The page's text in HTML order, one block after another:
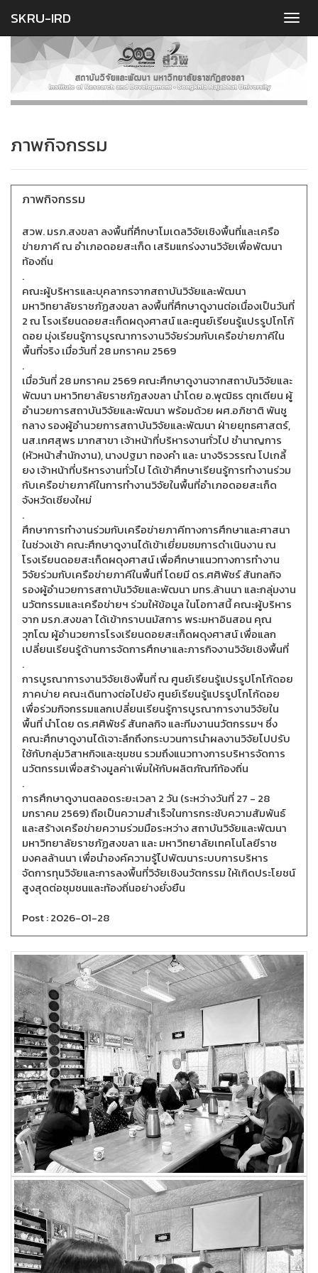
SKRU-IRD
ภาพกิจกรรม
ภาพกิจกรรม
สวพ. มรภ.สงขลา ลงพื้นที่ศึกษาโมเดลวิจัยเชิงพื้นที่และเครือ
ข่ายภาคี ณ อำเภอดอยสะเก็ด เสริมแกร่งงานวิจัยเพื่อพัฒนา
ท้องถิ่น
.
คณะผู้บริหารและบุคลากรจากสถาบันวิจัยและพัฒนา
มหาวิทยาลัยราชภัฏสงขลา ลงพื้นที่ศึกษาดูงานต่อเนื่องเป็นวันที่
2 ณ โรงเรียนดอยสะเก็ดผดุงศาสน์ และศูนย์เรียนรู้แปรรูปโกโก้
ดอย มุ่งเรียนรู้การบูรณาการงานวิจัยร่วมกับเครือข่ายภาคีใน
พื้นที่จริง เมื่อวันที่ 28 มกราคม 2569
.
เมื่อวันที่ 28 มกราคม 2569 คณะศึกษาดูงานจากสถาบันวิจัยและ
พัฒนา มหาวิทยาลัยราชภัฏสงขลา นำโดย อ.พุฒิธร ตุกเตียน ผู้
อำนวยการสถาบันวิจัยและพัฒนา พร้อมด้วย ผศ.อภิชาติ พันชู
กลาง รองผู้อำนวยการสถาบันวิจัยและพัฒนา ฝ่ายยุทธศาสตร์,
นส.เกศสุพร มากสาขา เจ้าหน้าที่บริหารงานทั่วไป ชำนาญการ
(หัวหน้าสำนักงาน), นางปฐมา ทองคำ และ นางจิรวรรณ โปเกลี้
ยง เจ้าหน้าที่บริหารงานทั่วไป ได้เข้าศึกษาเรียนรู้การทำงานร่วม
กับเครือข่ายภาคีในการทำงานวิจัยในพื้นที่อำเภอดอยสะเก็ด
จังหวัดเชียงใหม่
.
ศึกษาการทำงานร่วมกับเครือข่ายภาคีทางการศึกษาและศาสนา
ในช่วงเช้า คณะศึกษาดูงานได้เข้าเยี่ยมชมการดำเนินงาน ณ
โรงเรียนดอยสะเก็ดผดุงศาสน์ เพื่อศึกษาแนวทางการทำงาน
วิจัยร่วมกับเครือข่ายภาคีในพื้นที่ โดยมี ดร.ศศิพัชร์ สันกลกิจ
รองผู้อำนวยการสถาบันวิจัยและพัฒนา มทร.ล้านนา และกลุ่มงาน
นวัตกรรมและเครือข่ายฯ ร่วมให้ข้อมูล ในโอกาสนี้ คณะผู้บริหาร
จาก มรภ.สงขลา ได้เข้ากราบนมัสการ พระมหาอินสอน คุณ
วุฑโฒ ผู้อำนวยการโรงเรียนดอยสะเก็ดผดุงศาสน์ เพื่อแลก
เปลี่ยนเรียนรู้ด้านการจัดการศึกษาและภารกิจงานวิจัยเชิงพื้นที่
.
การบูรณาการงานวิจัยเชิงพื้นที่ ณ ศูนย์เรียนรู้แปรรูปโกโก้ดอย
ภาคบ่าย คณะเดินทางต่อไปยัง ศูนย์เรียนรู้แปรรูปโกโก้ดอย
เพื่อร่วมกิจกรรมแลกเปลี่ยนเรียนรู้การบูรณาการงานวิจัยใน
พื้นที่ นำโดย ดร.ศศิพัชร์ สันกลกิจ และทีมงานนวัตกรรมฯ ซึ่ง
คณะศึกษาดูงานได้เจาะลึกถึงกระบวนการนำผลงานวิจัยไปปรับ
ใช้กับกลุ่มวิสาหกิจและชุมชน รวมถึงแนวทางการบริหารจัดการ
นวัตกรรมเพื่อสร้างมูลค่าเพิ่มให้กับผลิตภัณฑ์ท้องถิ่น
.
การศึกษาดูงานตลอดระยะเวลา 2 วัน (ระหว่างวันที่ 27 - 28
มกราคม 2569) ถือเป็นความสำเร็จในการกระชับความสัมพันธ์
และสร้างเครือข่ายความร่วมมือระหว่าง สถาบันวิจัยและพัฒนา
มหาวิทยาลัยราชภัฏสงขลา และ มหาวิทยาลัยเทคโนโลยีราช
มงคลล้านนา เพื่อนำองค์ความรู้ไปพัฒนาระบบการบริหาร
จัดการทุนวิจัยและการลงพื้นที่วิจัยเชิงนวัตกรรม ให้เกิดประโยชน์
สูงสุดต่อชุมชนและท้องถิ่นอย่างยั่งยืน
Post : 2026-01-28